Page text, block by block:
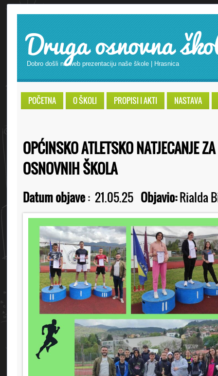
Druga osnovna
Dobro došli na web prezentaciju naše škole | Hrasnica
POČETNA O ŠKOLI PROPISI I AKTI NASTAVA
OPĆINSKO ATLETSKO NATJECANJE
OSNOVNIH ŠKOLA
Datum objave: 21.05.25 Objavio:Rialda